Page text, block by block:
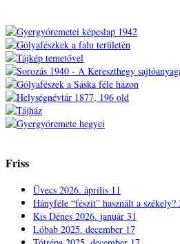
Friss
Üvecs 2026. április 11
Hányféle “fészit” használt a székely?
Kis Dénes 2026. január 31
Lóbab 2025. december 17